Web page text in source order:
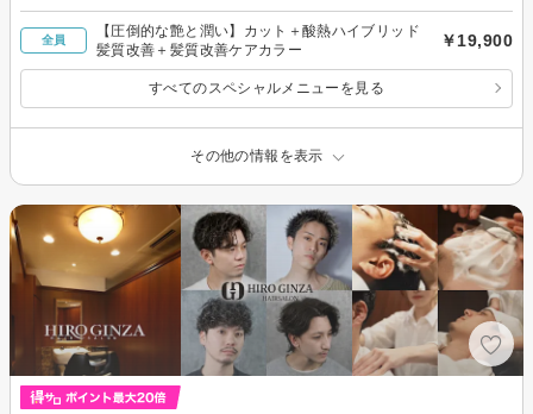
全員
【圧倒的な艶と潤い】カット＋酸熱ハイブリッド
髪質改善＋髪質改善ケアカラー
￥19,900
すべてのスペシャルメニューを見る
その他の情報を表示